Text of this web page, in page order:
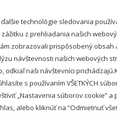
DNI
– 11:00 12:00 – 15:00
– 11:00 12:00 – 16:30
technológie sledovania
z prehliadania našich
zobrazovali prispôsobený obsah
návštevnosti našich webových
odkiaľ naši návštevníci
s používaním VŠETKÝCH
„Nastavenia súborov cookie” a
alebo kliknúť na “Odmietnuť